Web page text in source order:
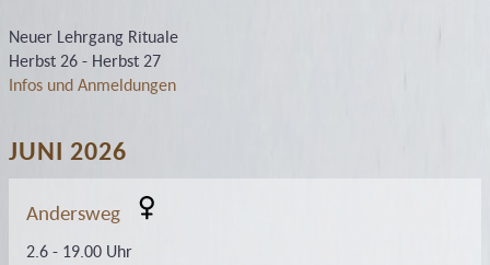
Neuer Lehrgang Rituale
Herbst 26 - Herbst 27
Infos und Anmeldungen
JUNI 2026
Andersweg
2.6 - 19.00 Uhr